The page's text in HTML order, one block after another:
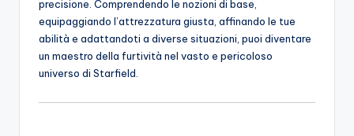
precisione. Comprendendo le nozioni di base,
equipaggiando l’attrezzatura giusta, affinando le tue
abilità e adattandoti a diverse situazioni, puoi diventare
un maestro della furtività nel vasto e pericoloso
universo di Starfield.